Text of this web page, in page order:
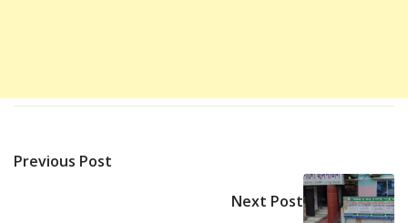
Previous Post
Next Post